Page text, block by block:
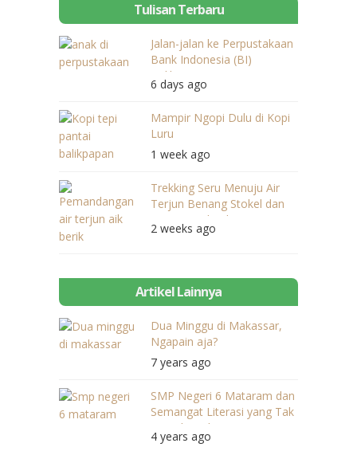
Tulisan Terbaru
Jalan-jalan ke Perpustakaan
Bank Indonesia (BI)
Balikpapan
6 days ago
Mampir Ngopi Dulu di Kopi
Luru
1 week ago
Trekking Seru Menuju Air
Terjun Benang Stokel dan
Benang Kelambu
2 weeks ago
Artikel Lainnya
Dua Minggu di Makassar,
Ngapain aja?
7 years ago
SMP Negeri 6 Mataram dan
Semangat Literasi yang Tak
Pernah Padam
4 years ago